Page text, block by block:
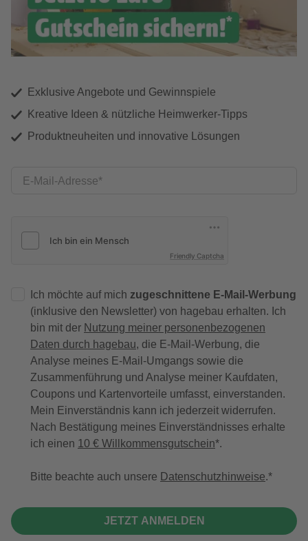
Exklusive Angebote und Gewinnspiele
Kreative Ideen & nützliche Heimwerker-Tipps
Produktneuheiten und innovative Lösungen
E-Mail-Adresse
Friendly Captcha
Ich möchte auf mich zugeschnittene E-Mail-Werbung
(inklusive den Newsletter) von hagebau erhalten. Ich
bin mit der Nutzung meiner personenbezogenen
Daten durch hagebau, die E-Mail-Werbung, die
Analyse meines E-Mail-Umgangs sowie die
Zusammenführung und Analyse meiner Kaufdaten,
Coupons und Kartenvorteile umfasst, einverstanden.
Mein Einverständnis kann ich jederzeit widerrufen.
Nach Bestätigung meines Einverständnisses erhalte
ich einen 10 € Willkommensgutschein*.
Bitte beachte auch unsere Datenschutzhinweise.
JETZT ANMELDEN